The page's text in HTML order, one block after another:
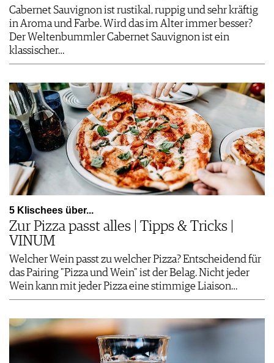
Cabernet Sauvignon ist rustikal, ruppig und sehr kräftig
in Aroma und Farbe. Wird das im Alter immer besser?
Der Weltenbummler Cabernet Sauvignon ist ein
klassischer…
5 Klischees über...
Zur Pizza passt alles | Tipps & Tricks |
VINUM
Welcher Wein passt zu welcher Pizza? Entscheidend für
das Pairing "Pizza und Wein" ist der Belag. Nicht jeder
Wein kann mit jeder Pizza eine stimmige Liaison…